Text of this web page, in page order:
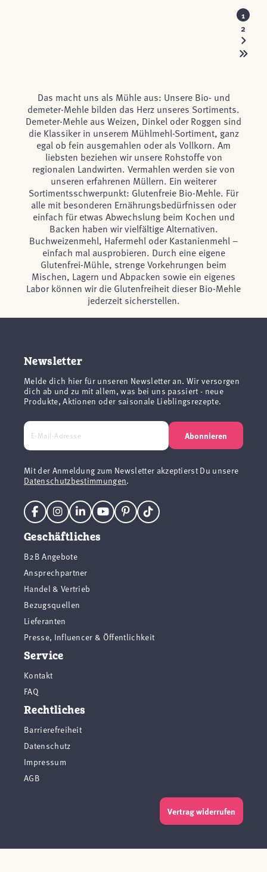
1
2
Das macht uns als Mühle aus: Unsere Bio- und
demeter-Mehle bilden das Herz unseres Sortiments.
Demeter-Mehle aus Weizen, Dinkel oder Roggen sind
die Klassiker in unserem Mühlmehl-Sortiment, ganz
egal ob fein ausgemahlen oder als Vollkorn. Am
liebsten beziehen wir unsere Rohstoffe von
regionalen Landwirten. Vermahlen werden sie von
unseren erfahrenen Müllern. Ein weiterer
Sortimentsschwerpunkt: Glutenfreie Bio-Mehle. Für
alle mit besonderen Ernährungsbedürfnissen oder
einfach für etwas Abwechslung beim Kochen und
Backen haben wir vielfältige Alternativen.
Buchweizenmehl, Hafermehl oder Kastanienmehl –
einfach mal ausprobieren. Durch eine eigene
Glutenfrei-Mühle, strenge Vorkehrungen beim
Mischen, Lagern und Abpacken sowie ein eigenes
Labor können wir die Glutenfreiheit dieser Bio-Mehle
jederzeit sicherstellen.
Vertrag widerrufen
Newsletter
Melde dich hier für unseren Newsletter an. Wir versorgen
dich ab und zu mit allem, was bei uns passiert - neue
Produkte, Aktionen oder saisonale Lieblingsrezepte.
Abonnieren
Mit der Anmeldung zum Newsletter akzeptierst Du unsere
Datenschutzbestimmungen.
Geschäftliches
B2B Angebote
Ansprechpartner
Handel & Vertrieb
Bezugsquellen
Lieferanten
Presse, Influencer & Öffentlichkeit
Service
Kontakt
FAQ
Rechtliches
Barrierefreiheit
Datenschutz
Impressum
AGB